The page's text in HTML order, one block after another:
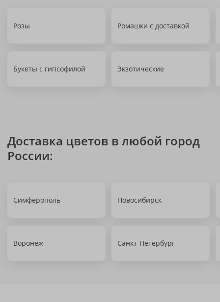
Розы Ромашки с доставкой
Букеты с гипсофилой Экзотические
Доставка цветов в любой город
России:
Симферополь Новосибирск
Воронеж Санкт-Петербург